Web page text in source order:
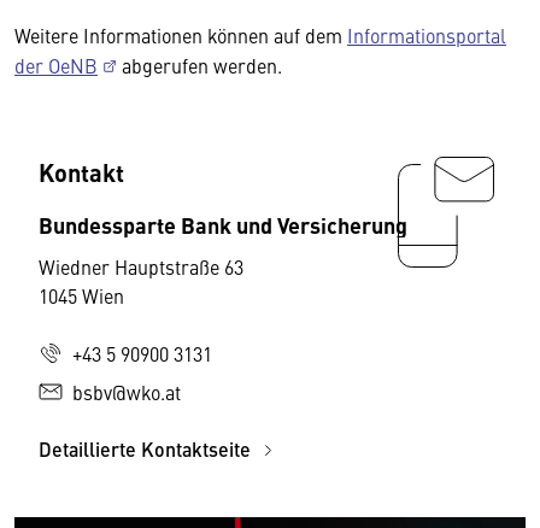
Weitere Informationen können auf dem Informationsportal
der OeNB
abgerufen werden.
Kontakt
Bundessparte Bank und Versicherung
Wiedner Hauptstraße 63
1045 Wien
+43 5 90900 3131
bsbv@wko.at
Detaillierte Kontaktseite